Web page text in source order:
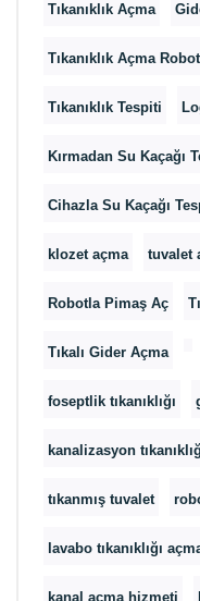
Tıkanıklık Açma
Tıkanıklık Açma
Tıkanıklık Tespiti
Kırmadan Su Kaçağı
Cihazla Su Kaçağı
klozet açma tuvalet
Robotla Pimaş Aç
Tıkalı Gider Açma
foseptlik tıkanıklığı
kanalizasyon
tıkanmış tuvalet
lavabo tıkanıklığı
kanal açma hizmeti